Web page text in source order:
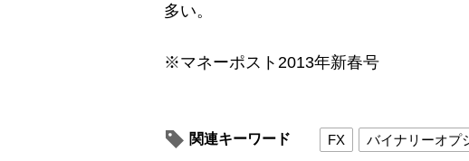
多い。
※マネーポスト2013年新春号
関連キーワード FX バイナリーオプ